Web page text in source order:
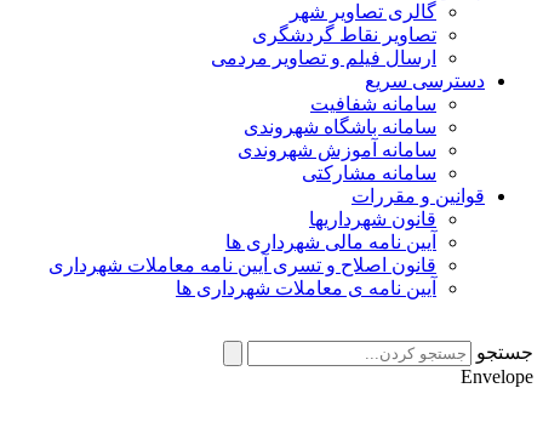
گالری تصاویر شهر
تصاویر نقاط گردشگری
ارسال فیلم و تصاویر مردمی
دسترسی سریع
سامانه شفافیت
سامانه باشگاه شهروندی
سامانه آموزش شهروندی
سامانه مشارکتی
قوانین و مقررات
قانون شهرداریها
آیین نامه مالی شهرداری ها
قانون اصلاح و تسری آیین نامه معاملات شهرداری
آیین نامه ی معاملات شهرداری ها
جستجو
Envelope